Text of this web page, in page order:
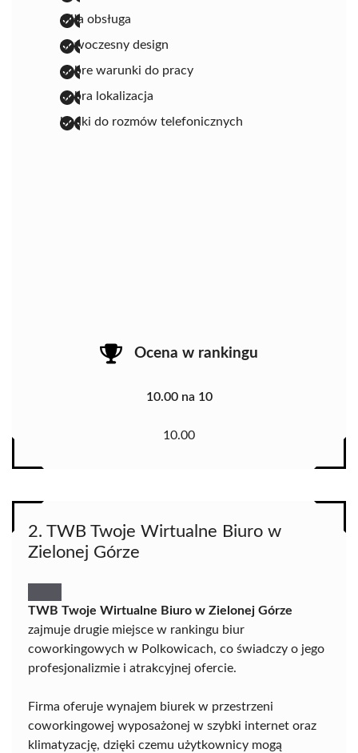
miła obsługa
nowoczesny design
dobre warunki do pracy
dobra lokalizacja
budki do rozmów telefonicznych
Ocena w rankingu
10.00 na 10
10.00
2. TWB Twoje Wirtualne Biuro w
Zielonej Górze
TWB Twoje Wirtualne Biuro w Zielonej Górze
zajmuje drugie miejsce w rankingu biur
coworkingowych w Polkowicach, co świadczy o jego
profesjonalizmie i atrakcyjnej ofercie.
Firma oferuje wynajem biurek w przestrzeni
coworkingowej wyposażonej w szybki internet oraz
klimatyzację, dzięki czemu użytkownicy mogą